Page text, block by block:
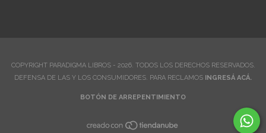
COPYRIGHT PARADIGMA LIBROS - 2026. TODOS LOS DERECHOS RESERVADOS.
DEFENSA DE LAS Y LOS CONSUMIDORES. PARA RECLAMOS
INGRESÁ ACÁ.
BOTÓN DE ARREPENTIMIENTO